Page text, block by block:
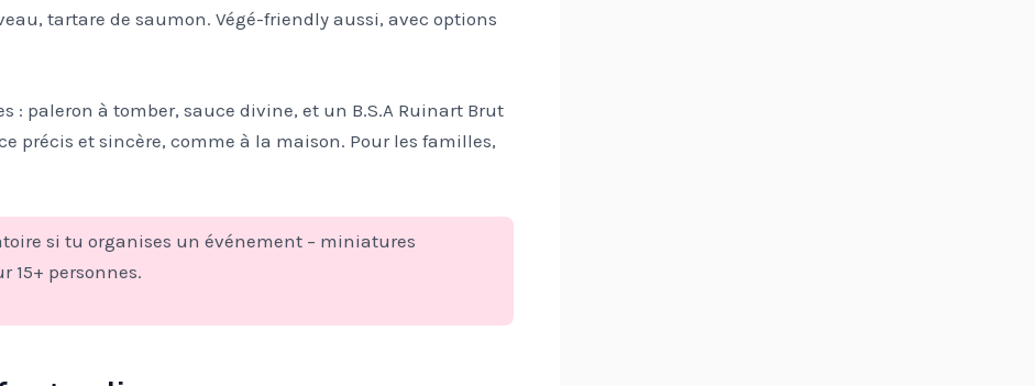
tartare de saumon. Végé-friendly aussi, avec options
: paleron à tomber, sauce divine, et un B.S.A Ruinart Brut
précis et sincère, comme à la maison. Pour les familles,
si tu organises un événement – miniatures
15+ personnes.